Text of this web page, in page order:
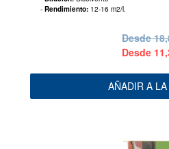
- Rendimiento: 12-16 m2/l.
Desde
Desde
AÑADIR A